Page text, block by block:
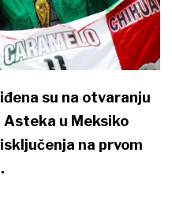
su na otvaranju
u Meksiko
na prvom